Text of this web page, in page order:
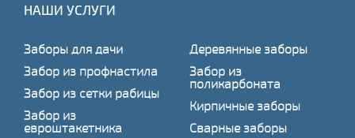
НАШИ УСЛУГИ
Заборы для дачи
Забор из профнастила
Забор из сетки рабицы
Забор из
евроштакетника
Деревянные заборы
Забор из
поликарбоната
Кирпичные заборы
Сварные заборы